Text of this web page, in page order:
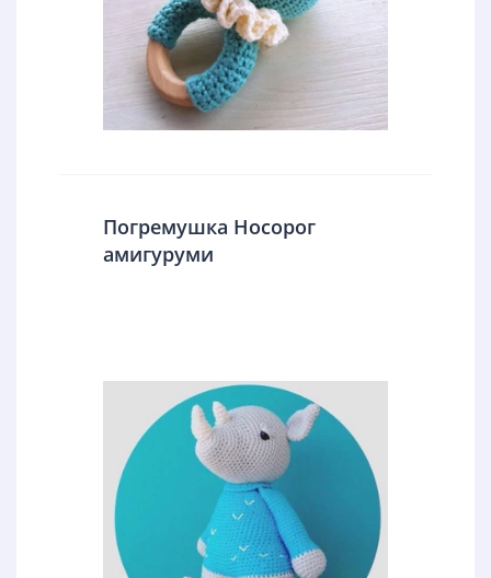
Погремушка Носорог
амигуруми